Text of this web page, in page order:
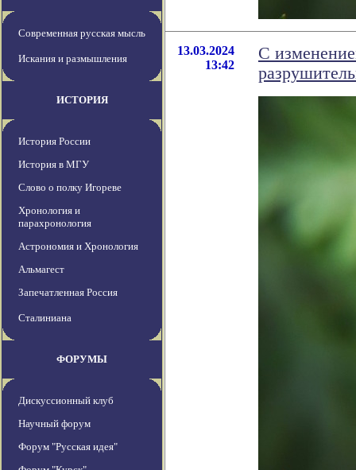
Современная русская мысль
Искания и размышления
ИСТОРИЯ
История России
История в МГУ
Слово о полку Игореве
Хронология и
парахронология
Астрономия и Хронология
Альмагест
Запечатленная Россия
Сталиниана
ФОРУМЫ
Дискуссионный клуб
Научный форум
Форум "Русская идея"
13.03.2024
13:42
С